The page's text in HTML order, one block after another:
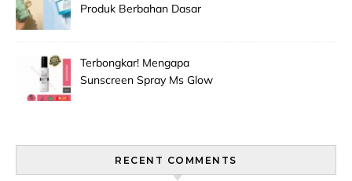
Produk Berbahan Dasar
Terbongkar! Mengapa
Sunscreen Spray Ms Glow
RECENT COMMENTS